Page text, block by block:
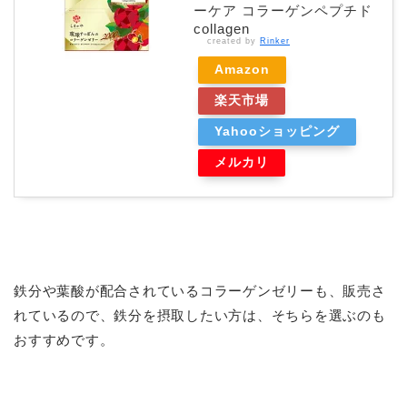
ーケア コラーゲンペプチド
collagen
created by Rinker
Amazon
楽天市場
Yahooショッピング
メルカリ
鉄分や葉酸が配合されているコラーゲンゼリーも、販売さ
れているので、鉄分を摂取したい方は、そちらを選ぶのも
おすすめです。